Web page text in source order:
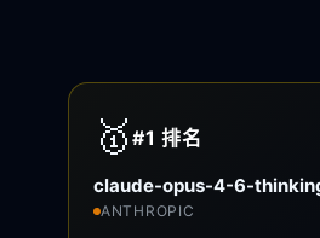
🥇 #1排名
claude-opus-4-6-
ANTHROPIC